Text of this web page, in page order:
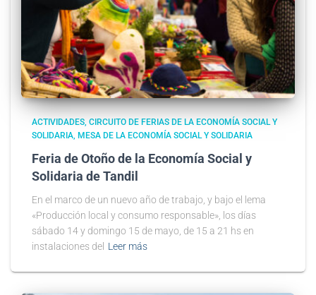
ACTIVIDADES CIRCUITO DE FERIAS DE LA ECONOMÍA SOCIAL Y
SOLIDARIA MESA DE LA ECONOMÍA SOCIAL Y SOLIDARIA
Feria de Otoño de la Economía Social y
Solidaria de Tandil
En el marco de un nuevo año de trabajo, y bajo el lema
«Producción local y consumo responsable», los días
sábado 14 y domingo 15 de mayo, de 15 a 21 hs en
instalaciones del Leer más